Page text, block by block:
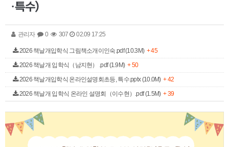
·특수)
관리자 0 307 02.09 17:25
2026 책날개입학식 그림책소개이인숙.pdf (10.3M) + 45
2026 책날개 입학식（남지현） .pdf (1.9M) + 50
2026 책날개입학식 온라인설명회초등, 특수.pptx (10.0M)+ 42
2026 책날개 입학식 온라인 설명회（이수현）.pdf (1.5M)+ 39